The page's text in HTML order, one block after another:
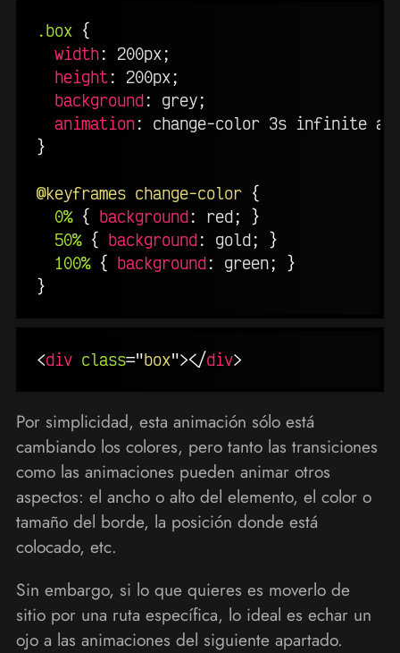
.box {
width: 200px;
height: 200px;
background: grey;
animation:
change-color 3s infinite
}
@keyframes change-color {
0% { background: red;
}
50% { background: gold;
}
100% { background: green;
}
}
<div class="box"></div>
Por simplicidad, esta animación sólo está
cambiando los colores, pero tanto las transiciones
como las animaciones pueden animar otros
aspectos: el ancho o alto del elemento, el color o
tamaño del borde, la posición donde está
colocado, etc.
Sin embargo, si lo que quieres es moverlo de
sitio por una ruta específica, lo ideal es echar un
ojo a las animaciones del siguiente apartado.